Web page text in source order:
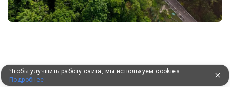
Чтобы улучшить работу сайта, мы используем cookies.
Подробнее